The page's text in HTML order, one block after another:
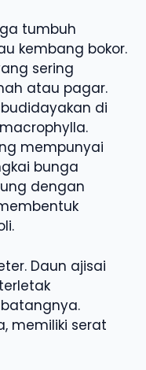
tumbuh
kembang bokor.
sering
atau pagar.
di
mempunyai
bunga
dengan
Daun ajisai
memiliki serat